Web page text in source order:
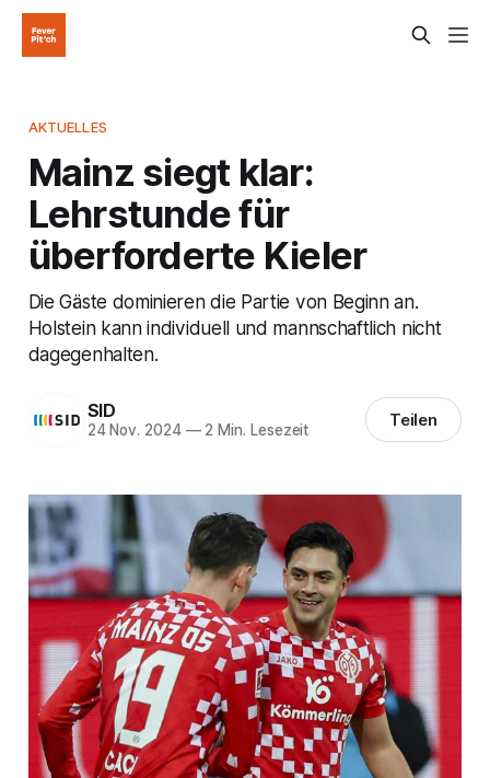
AKTUELLES
Mainz siegt klar:
Lehrstunde für
überforderte Kieler
Die Gäste dominieren die Partie von Beginn an.
Holstein kann individuell und mannschaftlich nicht
dagegenhalten.
SID
24 Nov. 2024 —2 Min. Lesezeit Teilen